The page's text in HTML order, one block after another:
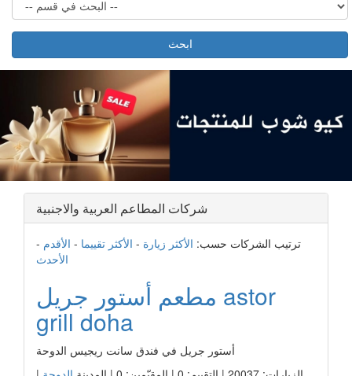
ابحث
شركات المطاعم العربية والاجنبية
ترتيب الشركات حسب: الأكثر زيارة - الأكثر تقييما - الأقدم -
الأحدث
مطعم أستور جريل astor
grill doha
أستور جريل في فندق سانت ريجيس الدوحة